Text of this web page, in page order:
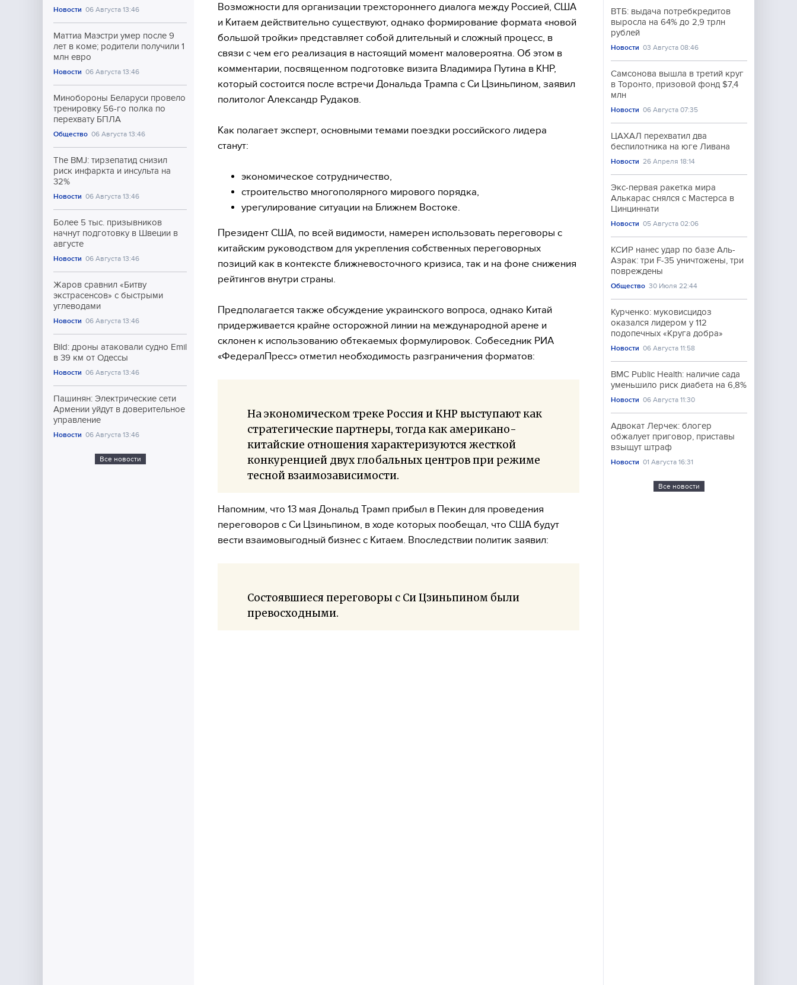
Новости 06 Августа 13:46
Маттиа Маэстри умер после 9
лет в коме; родители получили 1
млн евро
Новости 06 Августа 13:46
Минобороны Беларуси провело
тренировку 56-го полка по
перехвату БПЛА
Общество 06 Августа 13:46
The BMJ: тирзепатид снизил
риск инфаркта и инсульта на
32%
Новости 06 Августа 13:46
Более 5 тыс. призывников
начнут подготовку в Швеции в
августе
Новости 06 Августа 13:46
Жаров сравнил «Битву
экстрасенсов» с быстрыми
углеводами
Новости 06 Августа 13:46
Bild: дроны атаковали судно Emil
в 39 км от Одессы
Новости 06 Августа 13:46
Пашинян: Электрические сети
Армении уйдут в доверительное
управление
Новости 06 Августа 13:46
Все новости
Возможности для организации трехстороннего диалога между Россией, США
и Китаем действительно существуют, однако формирование формата «новой
большой тройки» представляет собой длительный и сложный процесс, в
связи с чем его реализация в настоящий момент маловероятна. Об этом в
комментарии, посвященном подготовке визита Владимира Путина в КНР,
который состоится после встречи Дональда Трампа с Си Цзиньпином, заявил
политолог Александр Рудаков.
Как полагает эксперт, основными темами поездки российского лидера
станут:
экономическое сотрудничество,
строительство многополярного мирового порядка,
урегулирование ситуации на Ближнем Востоке.
Президент США, по всей видимости, намерен использовать переговоры с
китайским руководством для укрепления собственных переговорных
позиций как в контексте ближневосточного кризиса, так и на фоне снижения
рейтингов внутри страны.
Предполагается также обсуждение украинского вопроса, однако Китай
придерживается крайне осторожной линии на международной арене и
склонен к использованию обтекаемых формулировок. Собеседник РИА
«ФедералПресс» отметил необходимость разграничения форматов:
На экономическом треке Россия и КНР выступают как
стратегические партнеры, тогда как американо-
китайские отношения характеризуются жесткой
конкуренцией двух глобальных центров при режиме
тесной взаимозависимости.
Напомним, что 13 мая Дональд Трамп прибыл в Пекин для проведения
переговоров с Си Цзиньпином, в ходе которых пообещал, что США будут
вести взаимовыгодный бизнес с Китаем. Впоследствии политик заявил:
Состоявшиеся переговоры с Си Цзиньпином были
превосходными.
ВТБ: выдача потребкредитов
выросла на 64% до 2,9 трлн
рублей
Новости 03 Августа 08:46
Самсонова вышла в третий круг
в Торонто, призовой фонд $7,4
млн
Новости 06 Августа 07:35
ЦАХАЛ перехватил два
беспилотника на юге Ливана
Новости 26 Апреля 18:14
Экс-первая ракетка мира
Алькарас снялся с Мастерса в
Цинциннати
Новости 05 Августа 02:06
КСИР нанес удар по базе Аль-
Азрак: три F-35 уничтожены, три
повреждены
Общество 30 Июля 22:44
Курченко: муковисцидоз
оказался лидером у 112
подопечных «Круга добра»
Новости 06 Августа 11:58
BMC Public Health: наличие сада
уменьшило риск диабета на 6,8%
Новости 06 Августа 11:30
Адвокат Лерчек: блогер
обжалует приговор, приставы
взыщут штраф
Новости 01 Августа 16:31
Все новости